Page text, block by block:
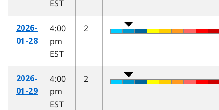
EST
2026-
01-28
4:00
pm
EST
2
2026-
01-29
4:00
pm
EST
2